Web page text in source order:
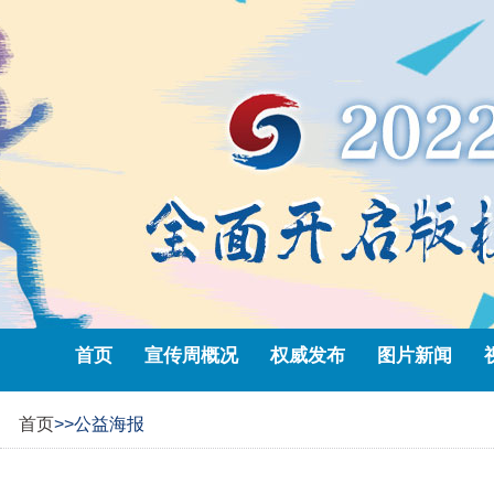
首页 宣传周概况 权威发布 图片新闻
首页>>公益海报